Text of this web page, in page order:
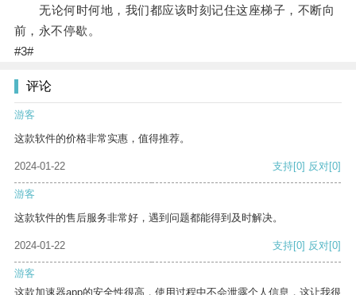
无论何时何地，我们都应该时刻记住这座梯子，不断向
前，永不停歇。
#3#
评论
游客
这款软件的价格非常实惠，值得推荐。
2024-01-22 支持[0] 反对[0]
游客
这款软件的售后服务非常好，遇到问题都能得到及时解决。
2024-01-22 支持[0] 反对[0]
游客
这款加速器app的安全性很高，使用过程中不会泄露个人信息，这让我很